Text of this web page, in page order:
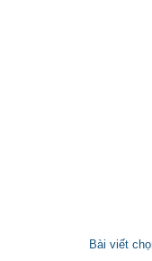
Bài viết